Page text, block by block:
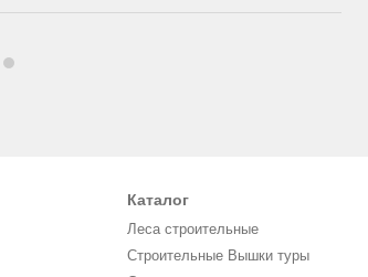
Каталог
Леса строительные
Строительные Вышки туры